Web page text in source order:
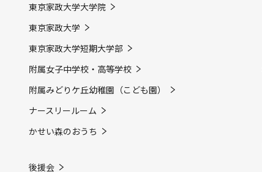
東京家政大学大学院
東京家政大学
東京家政大学短期大学部
附属女子中学校・高等学校
附属みどりケ丘幼稚園（こども園）
ナースリールーム
かせい森のおうち
後援会